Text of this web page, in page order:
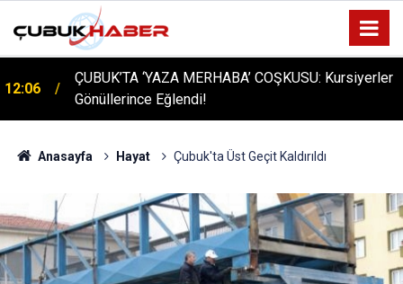
12:06
ÇUBUK’TA ‘YAZA MERHABA’ COŞKUSU: Kursiyerler
Gönüllerince Eğlendi!
Anasayfa Hayat Çubuk'ta Üst Geçit Kaldırıldı